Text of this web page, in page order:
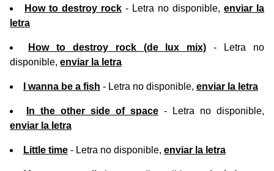
How to destroy rock - Letra no disponible, enviar la
letra
How to destroy rock (de lux mix) - Letra no
disponible, enviar la letra
I wanna be a fish - Letra no disponible, enviar la letra
In the other side of space - Letra no disponible,
enviar la letra
Little time - Letra no disponible, enviar la letra